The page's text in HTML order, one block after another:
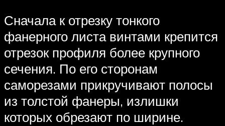
Сначала к отрезку тонкого
фанерного листа винтами крепится
отрезок профиля более крупного
сечения. По его сторонам
саморезами прикручивают полосы
из толстой фанеры, излишки
которых обрезают по ширине.